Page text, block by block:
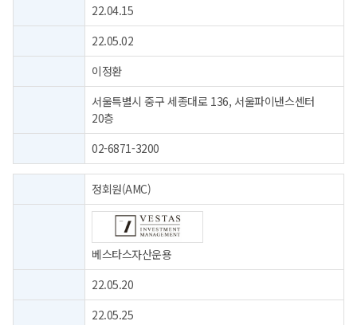
22.04.15
22.05.02
이정환
서울특별시 중구 세종대로 136, 서울파이낸스센터
20층
02-6871-3200
정회원(AMC)
베스타스자산운용
22.05.20
22.05.25